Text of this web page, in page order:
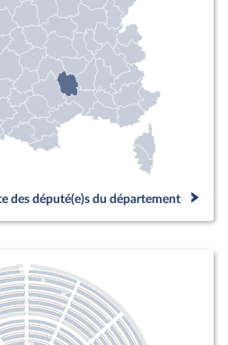
des député(e)s du département